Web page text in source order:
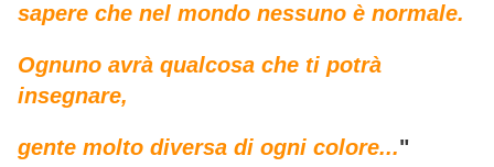
sapere che nel mondo nessuno è normale.
Ognuno avrà qualcosa che ti potrà
insegnare,
gente molto diversa di ogni colore..."